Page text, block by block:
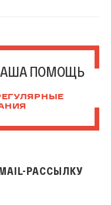
ПОМОЩЬ
РАССЫЛКУ